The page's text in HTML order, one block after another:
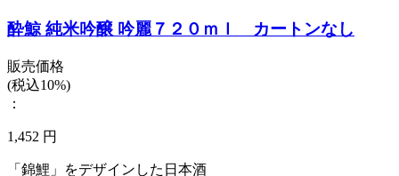
酔鯨 純米吟醸 吟麗７２０ｍｌ カートンなし
販売価格
(税込10%)
：
1,452 円
「錦鯉」をデザインした日本酒